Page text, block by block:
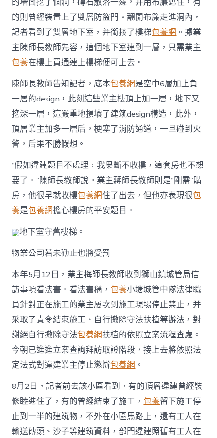
的則曾經裝置上了雙層防盜門。翻開布簾走進洞內，
記者看到了雙層地下室，并銜接了樓梯包養網 。據業
主陳師長教師先容，這個地下室連到一層，只需業主
包養在樓上買通連上樓梯便可上去。
陳師長教師告知記者，底本包養網是空中6層加上負
一層的design，此刻這些業主樓頂上加一層，地下又
挖深一層，這嚴重地損壞了建筑design構造，此外，
頂層業主加多一層后，梗塞了消防通道，一旦碰到火
警，后果不勝假想。
“假如違建題目不處理，我果斷不收樓，這套房也不想
要了。”陳師長教師說。業主蔣師長教師則是“剛需”購
房，他很早就收樓包養網住了出去，但他亦表現很包
養是包養網擔心樓房的平安題目。
地下室守舊樓梯。
物業公司若未勸止也將受罰
本年5月12日，業主梅師長教師收到獅山鎮城管局信
訪事項看法書。看法書稱，包養小塘城管中隊法律職
員針對正在施工的業主屢次到施工現場停止禁止，并
采取了責令結束施工、自行撤除守法扶植等辦法，對
謝絕自行撤除守法包養網扶植的依照立案流程査處。
今朝已進進立案查詢拜訪取證階段，接上去將依照法
定法式對違建業主停止懲辦包養網 。
8月2日，記者前去該小區看到，有的頂層違建曾經裝
修睦進住了，有的曾經結束了施工，包養留下施工停
止到一半的建筑物，不外在小區馬路上，還有工人在
輸送磚頭、沙子等建筑資料，部門違建照舊有工人在